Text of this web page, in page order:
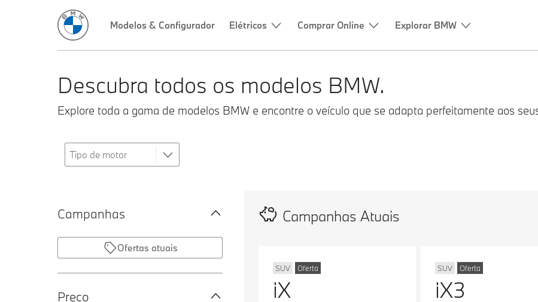
Modelos & Configurador Elétricos Comprar Online Explorar BMW
Descubra todos os modelos BMW.
Explore toda a gama de modelos BMW e encontre o veículo que se adapta perfeitamente aos
Campanhas
Ofertas atuais
Preço
Campanhas Atuais
SUV Oferta
iX
SUV Oferta
iX3